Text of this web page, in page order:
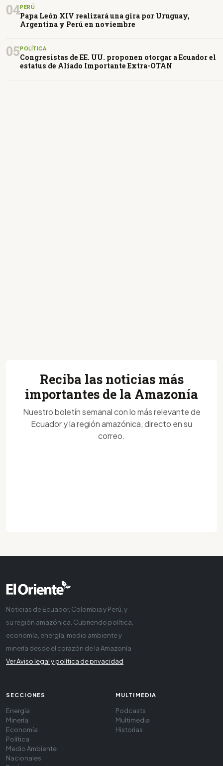
04PERÚ
Papa León XIV realizará una gira por Uruguay,
Argentina y Perú en noviembre
05POLÍTICA
Congresistas de EE. UU. proponen otorgar a Ecuador el
estatus de Aliado Importante Extra-OTAN
Reciba las noticias más
importantes de la Amazonía
Nuestro boletín semanal con lo más relevante de
Ecuador y la región amazónica, directo en su
correo.
Noticias de Ecuador, Colombia y Perú, y
su región amazónica. Cubriendo política,
economía, energía, medio ambiente y
minería desde el corazón de la Amazonía
Ver Aviso legal y política de privacidad
SECCIONES
Energía
Minería
Economía
Política
Medio Ambiente
Nacionales
MULTIMEDIA
Podcasts
Multimedia
Historias